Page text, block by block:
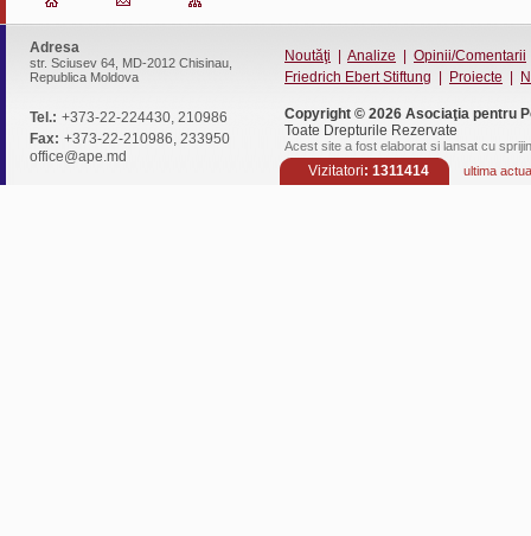
Adresa
str. Sciusev 64, MD-2012 Chisinau,
Republica Moldova
Tel.: +373-22-224430, 210986
Fax: +373-22-210986, 233950
office@ape.md
Noutăţi Analize Opinii/Comentarii
Friedrich Ebert Stiftung
Proiecte
Copyright © 2026 Asociaţia pentru
Toate Drepturile Rezervate
Acest site a fost elaborat si lansat cu
Vizitatori: 1311414 ultima